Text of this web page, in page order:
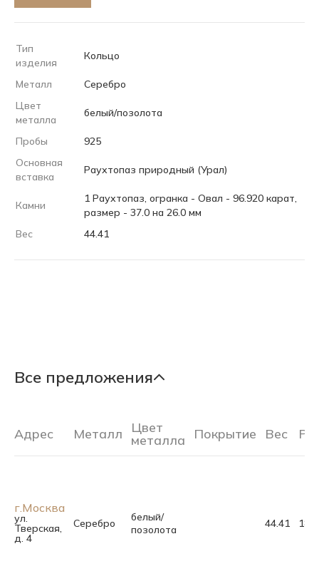
Тип
изделия
Кольцо
Металл
Серебро
Цвет
металла
белый/позолота
Пробы
925
Основная
вставка
Раухтопаз природный (Урал)
Камни
1 Раухтопаз, огранка - Овал - 96.920 карат,
размер - 37.0 на 26.0 мм
Вес
44.41
Все предложения
Адрес Металл Цвет
металла Покрытие Вес
г.Москва
ул.
Тверская,
д. 4
Серебро
белый/
позолота
44.41 18.5